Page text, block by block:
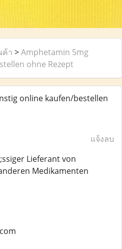
ค้า >Amphetamin 5mg
ohne Rezept
online kaufen/bestellen
แจ้งลบ
Lieferant von
Medikamenten